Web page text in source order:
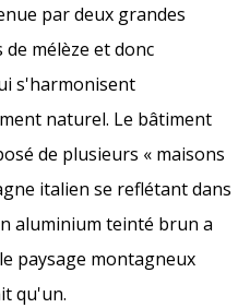
par deux grandes
mélèze et donc
s'harmonisent
naturel. Le bâtiment
de plusieurs « maisons
italien se reflétant dans
aluminium teinté brun a
paysage montagneux
qu'un.